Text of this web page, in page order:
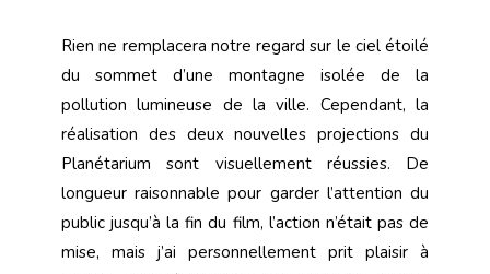
Rien ne remplacera notre regard sur le ciel étoilé
du sommet d’une montagne isolée de la
pollution lumineuse de la ville. Cependant, la
réalisation des deux nouvelles projections du
Planétarium sont visuellement réussies. De
longueur raisonnable pour garder l’attention du
public jusqu’à la fin du film, l’action n’était pas de
mise, mais j’ai personnellement prit plaisir à